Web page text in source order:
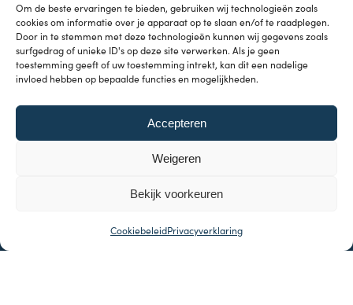
Om de beste ervaringen te bieden, gebruiken wij technologieën zoals
cookies om informatie over je apparaat op te slaan en/of te raadplegen.
Door in te stemmen met deze technologieën kunnen wij gegevens zoals
surfgedrag of unieke ID's op deze site verwerken. Als je geen
toestemming geeft of uw toestemming intrekt, kan dit een nadelige
invloed hebben op bepaalde functies en mogelijkheden.
Accepteren
Weigeren
Bekijk voorkeuren
CookiebeleidPrivacyverklaring
Onderwerpen
Investeren & Beleggen